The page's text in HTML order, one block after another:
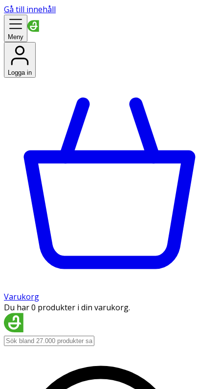
Gå till innehåll
Meny
Logga in
Varukorg
Du har 0 produkter i din varukorg.